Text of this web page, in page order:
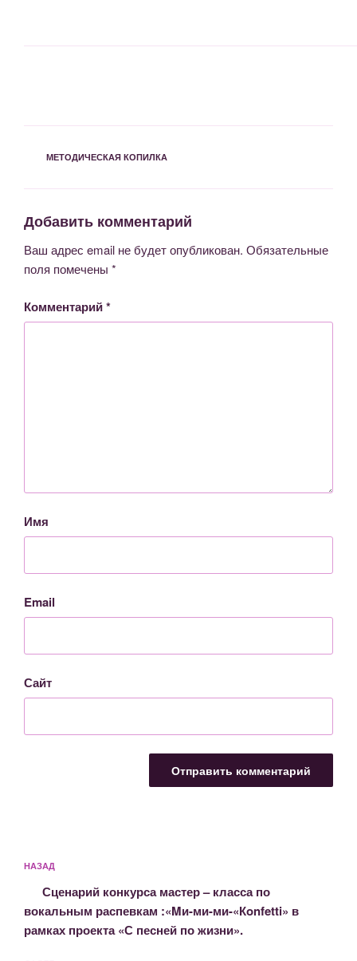
РУБРИКИ
МЕТОДИЧЕСКАЯ КОПИЛКА
Добавить комментарий
Ваш адрес email не будет опубликован. Обязательные
поля помечены *
Комментарий*
Имя
Email
Сайт
по
записям
Предыдущая
запись:
НАЗАД
Сценарий конкурса мастер – класса по
вокальным распевкам :«Mи-ми-ми-«Кonfetti» в
рамках проекта «С песней по жизни».